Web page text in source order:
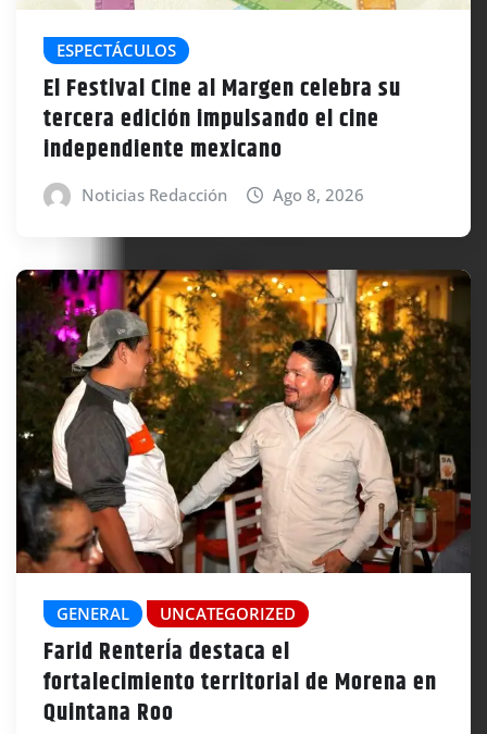
ESPECTÁCULOS
El Festival Cine al Margen celebra su
tercera edición impulsando el cine
independiente mexicano
Noticias Redacción Ago 8, 2026
GENERAL UNCATEGORIZED
Farid RenterÍa destaca el
fortalecimiento territorial de Morena en
Quintana Roo